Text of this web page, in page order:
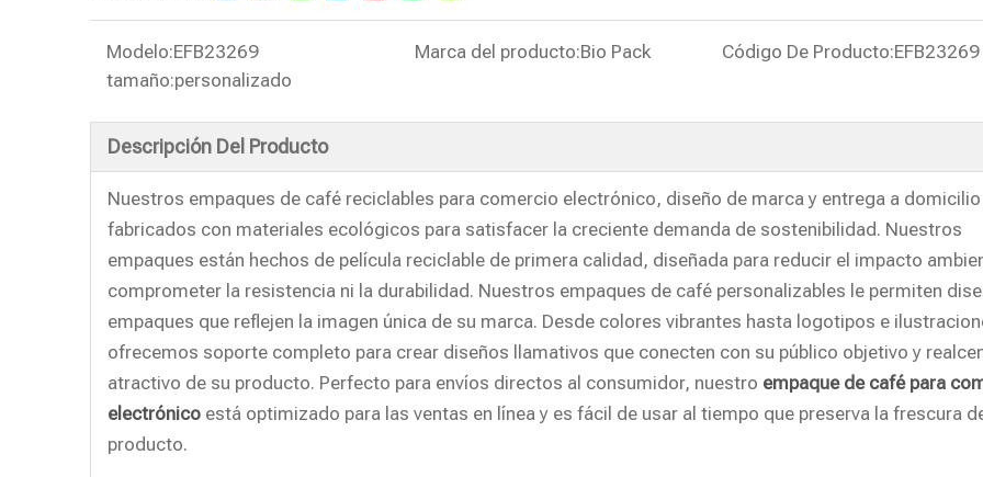
Modelo:EFB23269 Marca del producto:Bio Pack Código De Producto:EFB23269
tamaño:personalizado
Descripción Del Producto
Nuestros empaques de café reciclables para comercio electrónico, diseño de marca y entrega a
fabricados con materiales ecológicos para satisfacer la creciente demanda de sostenibilidad. Nuestros
empaques están hechos de película reciclable de primera calidad, diseñada para reducir el impacto
comprometer la resistencia ni la durabilidad. Nuestros empaques de café personalizables le permiten
empaques que reflejen la imagen única de su marca. Desde colores vibrantes hasta logotipos e
ofrecemos soporte completo para crear diseños llamativos que conecten con su público objetivo y
atractivo de su producto. Perfecto para envíos directos al consumidor, nuestro empaque de café para
electrónico está optimizado para las ventas en línea y es fácil de usar al tiempo que preserva la frescura
producto.